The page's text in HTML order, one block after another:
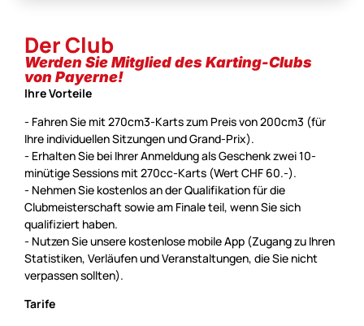
Der Club
Werden Sie Mitglied des Karting-Clubs
von Payerne!
Ihre Vorteile
- Fahren Sie mit 270cm3-Karts zum Preis von 200cm3 (für
Ihre individuellen Sitzungen und Grand-Prix).
- Erhalten Sie bei Ihrer Anmeldung als Geschenk zwei 10-
minütige Sessions mit 270cc-Karts (Wert CHF 60.-).
- Nehmen Sie kostenlos an der Qualifikation für die
Clubmeisterschaft sowie am Finale teil, wenn Sie sich
qualifiziert haben.
- Nutzen Sie unsere kostenlose mobile App (Zugang zu Ihren
Statistiken, Verläufen und Veranstaltungen, die Sie nicht
verpassen sollten).
Tarife